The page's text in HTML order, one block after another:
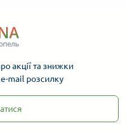
акції та знижки
mail розсилку